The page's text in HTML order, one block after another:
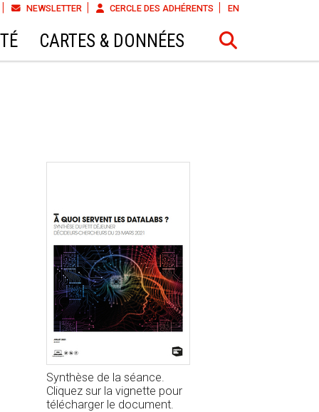
NEWSLETTER CERCLE DES ADHÉRENTS EN
CARTES & DONNÉES
Synthèse de la séance.
Cliquez sur la vignette pour
télécharger le document.